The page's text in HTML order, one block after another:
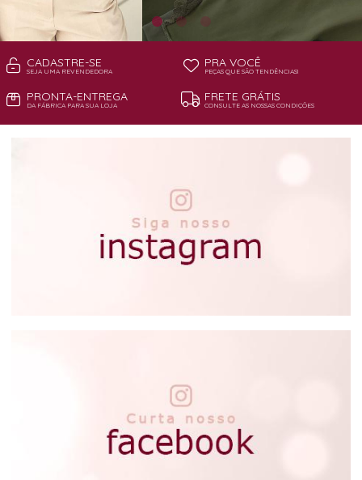
CADASTRE-SE
SEJA UMA REVENDEDORA
PRA VOCÊ
PEÇAS QUE SÃO TENDÊNCIAS!
PRONTA-ENTREGA
DA FÁBRICA PARA SUA LOJA
FRETE GRÁTIS
CONSULTE AS NOSSAS CONDIÇÕES